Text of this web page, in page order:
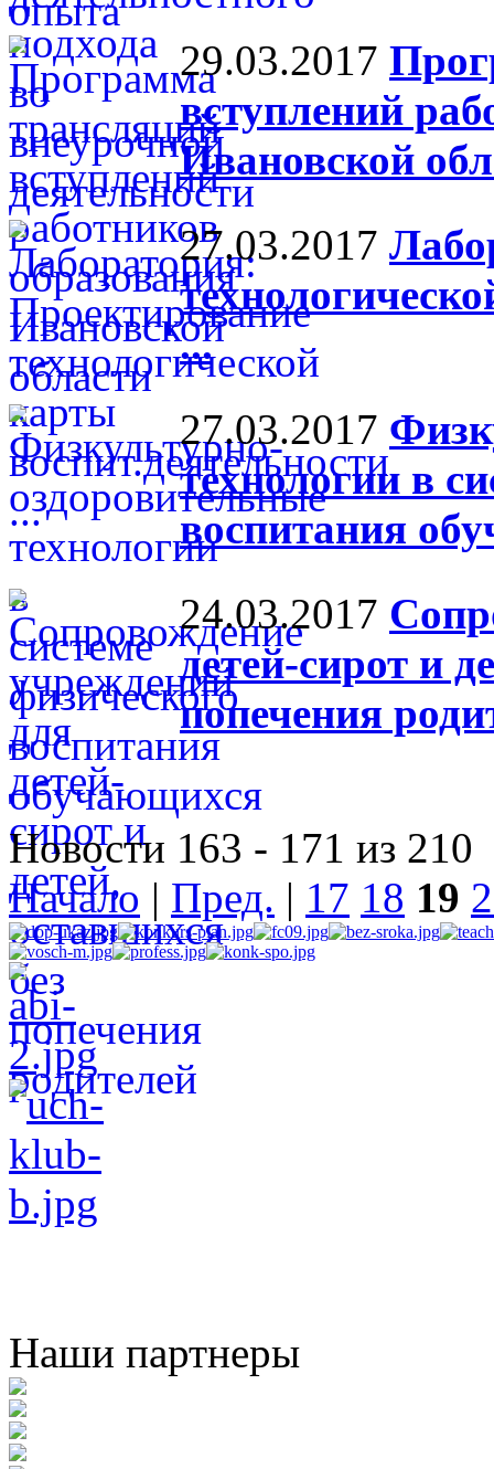
29.03.2017
вступлений
Ивановской
27.03.2017
...
27.03.2017
технологии в
воспитания
24.03.2017
детей-сирот и
попечения
Новости 163 - 171 из 210
Начало | Пред. | 17 18 19
Наши партнеры